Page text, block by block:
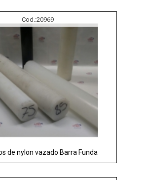
Cod.:20969
de nylon vazado Barra Funda